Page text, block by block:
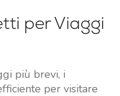
per Viaggi
più brevi, i
per visitare